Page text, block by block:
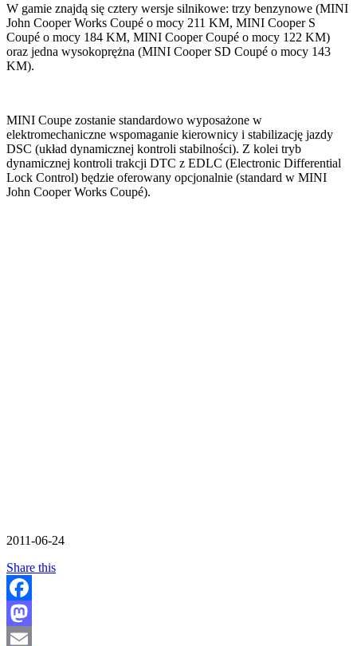
W gamie znajdą się cztery wersje silnikowe: trzy benzynowe (MINI
John Cooper Works Coupé o mocy 211 KM, MINI Cooper S
Coupé o mocy 184 KM, MINI Cooper Coupé o mocy 122 KM)
oraz jedna wysokoprężna (MINI Cooper SD Coupé o mocy 143
KM).
MINI Coupe zostanie standardowo wyposażone w
elektromechaniczne wspomaganie kierownicy i stabilizację jazdy
DSC (układ dynamicznej kontroli stabilności). Z kolei tryb
dynamicznej kontroli trakcji DTC z EDLC (Electronic Differential
Lock Control) będzie oferowany opcjonalnie (standard w MINI
John Cooper Works Coupé).
2011-06-24
Share this
Facebook
Mastodon